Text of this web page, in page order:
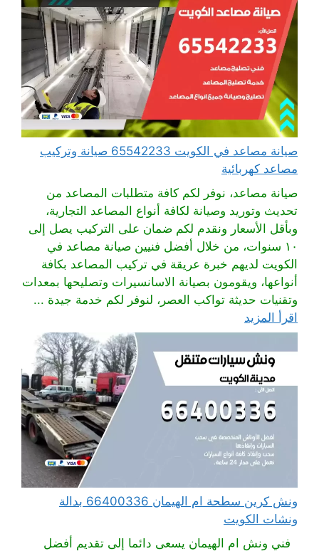
صيانة مصاعد في الكويت 65542233 صيانة وتركيب
مصاعد كهربائية
صيانة مصاعد، نوفر لكم كافة متطلبات المصاعد من
تحديث وتوريد وصيانة لكافة أنواع المصاعد التجارية،
وبأقل الأسعار ونقدم لكم ضمان على التركيب يصل إلى
١٠ سنوات، من خلال أفضل فنيين صيانة مصاعد في
الكويت لديهم خبرة عريقة في تركيب المصاعد بكافة
أنواعها، ويقومون بصيانة الاسانسيرات وتصليحها بمعدات
وتقنيات حديثة تواكب العصر، لنوفر لكم خدمة جيدة ...
اقرأ المزيد
ونش كرين سطحة ام الهيمان 66400336 بدالة
ونشات الكويت
فني ونش ام الهيمان يسعى دائما إلى تقديم أفضل